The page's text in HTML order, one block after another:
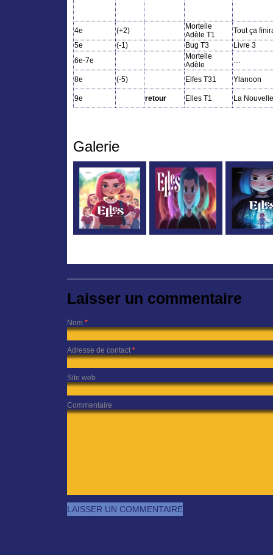
4e (+2)
Mortelle
Adèle T1
Tout ça
5e
(-1) Bug T3
Livre 3
6e-7e
Mortelle
Adèle
…
8e (-5) Elfes T31 Ylanoon
9e retour Elles T1 La
Galerie
Laisser un commentaire
Nom *
Adresse de contact *
Site web
Commentaire